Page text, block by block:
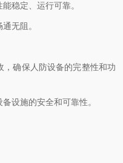
能稳定、运行可靠。
通无阻。
，确保人防设备的完整性和功
设施的安全和可靠性。